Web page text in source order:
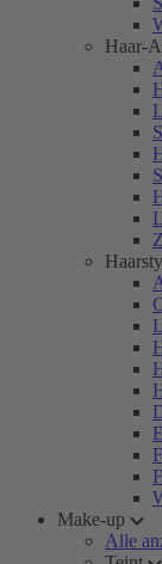
Haar-
Make-up
Alle